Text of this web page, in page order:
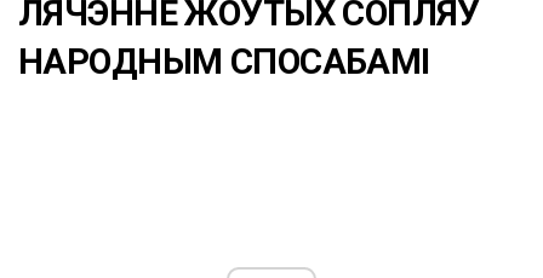
ЛЯЧЭННЕ ЖОЎТЫХ СОПЛЯЎ
НАРОДНЫМ СПОСАБАМІ